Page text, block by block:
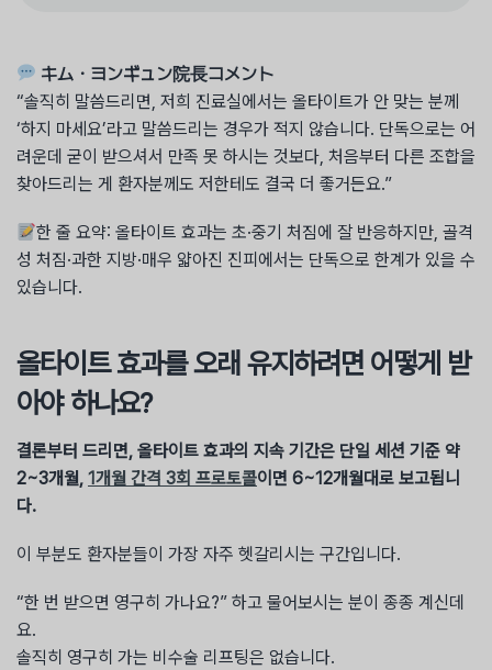
キム・ヨンギュン院長コメント
“솔직히 말씀드리면, 저희 진료실에서는 올타이트가 안 맞는 분께
‘하지 마세요’라고 말씀드리는 경우가 적지 않습니다. 단독으로는 어
려운데 굳이 받으셔서 만족 못 하시는 것보다, 처음부터 다른 조합을
찾아드리는 게 환자분께도 저한테도 결국 더 좋거든요.”
한 줄 요약: 올타이트 효과는 초·중기 처짐에 잘 반응하지만, 골격
성 처짐·과한 지방·매우 얇아진 진피에서는 단독으로 한계가 있을 수
있습니다.
올타이트 효과를 오래 유지하려면 어떻게 받
아야 하나요?
결론부터 드리면, 올타이트 효과의 지속 기간은 단일 세션 기준 약
2~3개월, 1개월 간격 3회 프로토콜이면 6~12개월대로 보고됩니
다.
이 부분도 환자분들이 가장 자주 헷갈리시는 구간입니다.
“한 번 받으면 영구히 가나요?” 하고 물어보시는 분이 종종 계신데
요.
솔직히 영구히 가는 비수술 리프팅은 없습니다.